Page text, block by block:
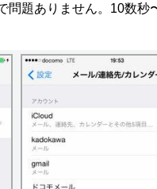
問題ありません。10数秒